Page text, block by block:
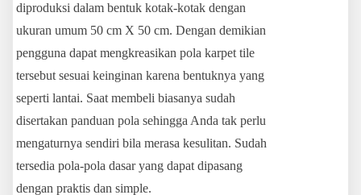
diproduksi dalam bentuk kotak-kotak dengan
ukuran umum 50 cm X 50 cm. Dengan demikian
pengguna dapat mengkreasikan pola karpet tile
tersebut sesuai keinginan karena bentuknya yang
seperti lantai. Saat membeli biasanya sudah
disertakan panduan pola sehingga Anda tak perlu
mengaturnya sendiri bila merasa kesulitan. Sudah
tersedia pola-pola dasar yang dapat dipasang
dengan praktis dan simple.